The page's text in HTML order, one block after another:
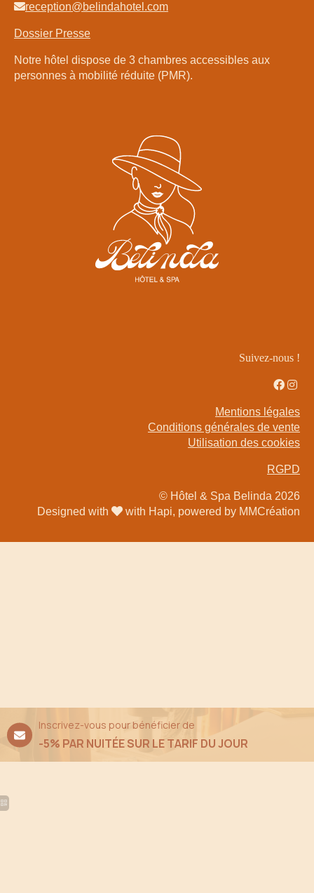
reception@belindahotel.com
Dossier Presse
Notre hôtel dispose de 3 chambres accessibles aux
personnes à mobilité réduite (PMR).
Suivez-nous !
Mentions légales
Conditions générales de vente
Utilisation des cookies
RGPD
© Hôtel & Spa Belinda 2026
Designed with
with Hapi, powered by MMCréation
Accueil
Chambres
Services
Espace Détente
Réserver
75016 Paris,
France
Privatisation
Réserver